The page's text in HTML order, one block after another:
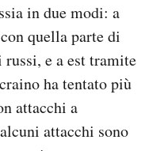
in due modi: a
quella parte di
e a est tramite
ha tentato più
attacchi a
attacchi sono